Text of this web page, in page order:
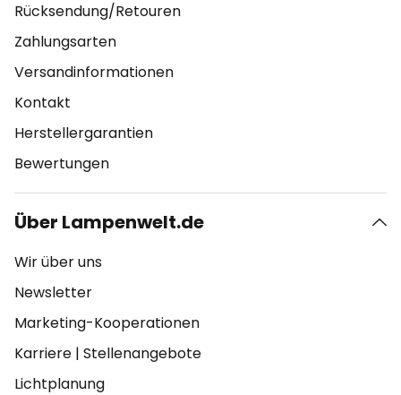
Rücksendung/Retouren
Zahlungsarten
Versandinformationen
Kontakt
Herstellergarantien
Bewertungen
Über Lampenwelt.de
Wir über uns
Newsletter
Marketing-Kooperationen
Karriere | Stellenangebote
Lichtplanung